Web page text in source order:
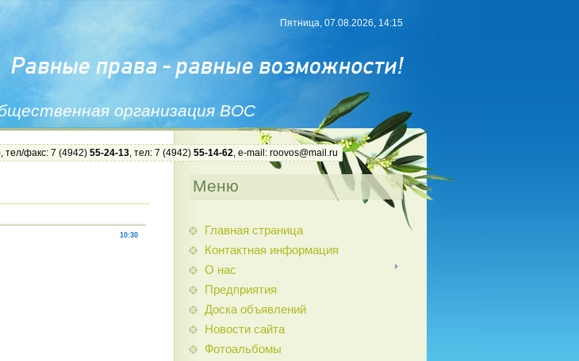
организация ВОС
Пятница, 07.08.2026, 14:15
тел/факс: 7 (4942) 55-24-13, тел: 7 (4942) 55-14-62, e-mail: roovos@mail.ru
10:30
Меню
Главная страница
Контактная информация
О нас
Предприятия
Доска объявлений
Новости сайта
Фотоальбомы